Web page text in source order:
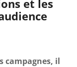
et les
campagnes, il